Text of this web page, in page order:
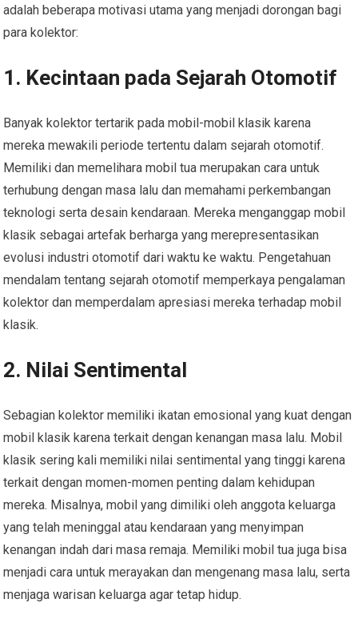
adalah beberapa motivasi utama yang menjadi dorongan bagi
para kolektor:
1. Kecintaan pada Sejarah Otomotif
Banyak kolektor tertarik pada mobil-mobil klasik karena
mereka mewakili periode tertentu dalam sejarah otomotif.
Memiliki dan memelihara mobil tua merupakan cara untuk
terhubung dengan masa lalu dan memahami perkembangan
teknologi serta desain kendaraan. Mereka menganggap mobil
klasik sebagai artefak berharga yang merepresentasikan
evolusi industri otomotif dari waktu ke waktu. Pengetahuan
mendalam tentang sejarah otomotif memperkaya pengalaman
kolektor dan memperdalam apresiasi mereka terhadap mobil
klasik.
2. Nilai Sentimental
Sebagian kolektor memiliki ikatan emosional yang kuat dengan
mobil klasik karena terkait dengan kenangan masa lalu. Mobil
klasik sering kali memiliki nilai sentimental yang tinggi karena
terkait dengan momen-momen penting dalam kehidupan
mereka. Misalnya, mobil yang dimiliki oleh anggota keluarga
yang telah meninggal atau kendaraan yang menyimpan
kenangan indah dari masa remaja. Memiliki mobil tua juga bisa
menjadi cara untuk merayakan dan mengenang masa lalu, serta
menjaga warisan keluarga agar tetap hidup.